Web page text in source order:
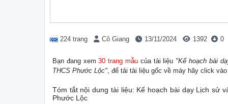
224 trang Cô Giang 13/11/2024 1392 0
Bạn đang xem30 trang mẫucủa tài liệu "Kế hoạch bài
THCS Phước Lộc", để tải tài liệu gốc về máy hãy click
Tóm tắt nội dung tài liệu: Kế hoạch bài dạy Lịch sử
Phước Lộc